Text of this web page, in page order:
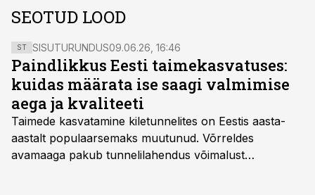
SEOTUD LOOD
ST SISUTURUNDUS09.06.26, 16:46
Paindlikkus Eesti taimekasvatuses:
kuidas määrata ise saagi valmimise
aega ja kvaliteeti
Taimede kasvatamine kiletunnelites on Eestis aasta-
aastalt populaarsemaks muutunud. Võrreldes
avamaaga pakub tunnelilahendus võimalust